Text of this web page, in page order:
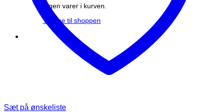
Ingen varer i kurven.
Tilbage til shoppen
Sæt på ønskeliste